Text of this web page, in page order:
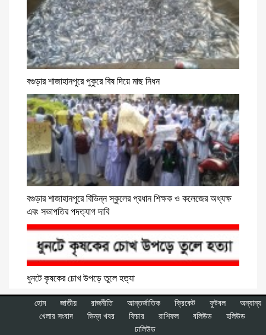
বগুড়ার শাজাহানপুরে পুকুরে বিষ দিয়ে মাছ নিধন
বগুড়ার শাজাহানপুরে বিভিন্ন স্কুলের প্রধান শিক্ষক ও কলেজের অধ্যক্ষ
এবং সভাপতির পদত্যাগ দাবি
ধুনটে কৃষকের চোখ উপড়ে তুলে হত্যা
হোম জাতীয় রাজনীতি আন্তর্জাতিক ক্রিকেট ফুটবল
অন্যান্য
খেলার সংবাদ
ভিন্ন খবর ফিচার রাশিফল বলিউড
হলিউড
ঢালিউড